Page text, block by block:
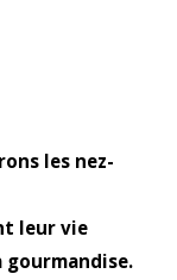
les nez-
leur vie
gourmandise.